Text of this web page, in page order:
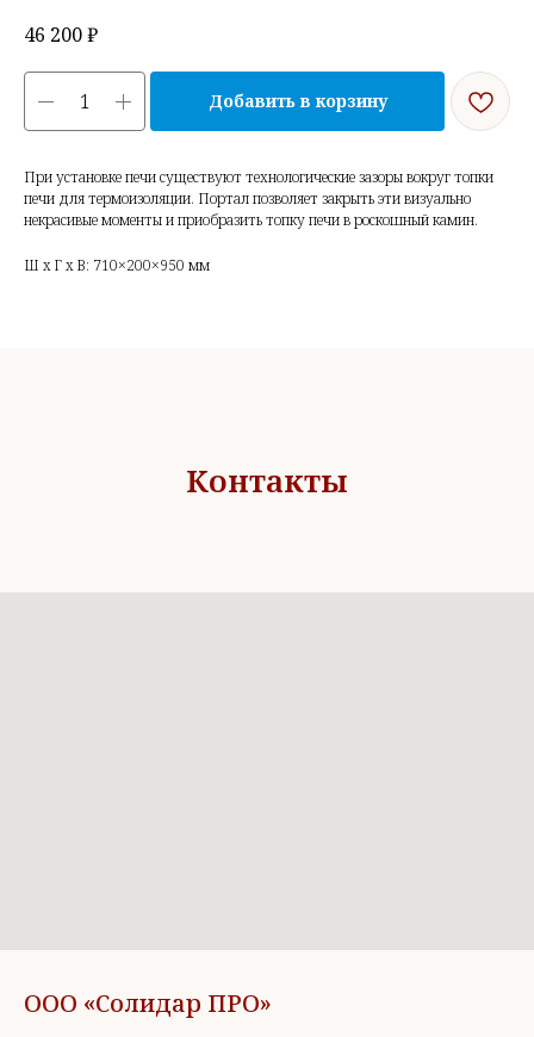
46 200₽
Добавить в корзину
При установке печи существуют технологические зазоры вокруг топки
печи для термоизоляции. Портал позволяет закрыть эти визуально
некрасивые моменты и приобразить топку печи в роскошный камин.
Ш x Г x В: 710×200×950 мм
Контакты
ООО «Солидар ПРО»